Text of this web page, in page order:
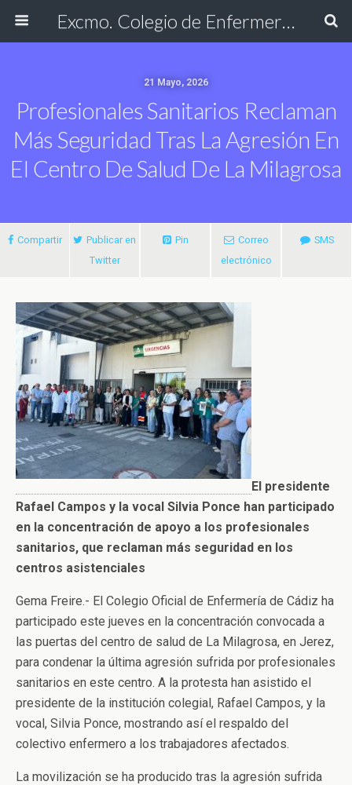
Excmo. Colegio de Enfermería de Cádiz
21 Mayo, 2026
Profesionales Sanitarios Reclaman
Más Seguridad Tras La Agresión En
El Centro De Salud De La Milagrosa
Compartir
Publicar en
Twitter
Pin
Correo
electrónico
SMS
El presidente
Rafael Campos y la vocal Silvia Ponce han participado
en la concentración de apoyo a los profesionales
sanitarios, que reclaman más seguridad en los
centros asistenciales
Gema Freire.- El Colegio Oficial de Enfermería de Cádiz ha
participado este jueves en la concentración convocada a
las puertas del centro de salud de La Milagrosa, en Jerez,
para condenar la última agresión sufrida por profesionales
sanitarios en este centro. A la protesta han asistido el
presidente de la institución colegial, Rafael Campos, y la
vocal, Silvia Ponce, mostrando así el respaldo del
colectivo enfermero a los trabajadores afectados.
La movilización se ha producido tras la agresión sufrida